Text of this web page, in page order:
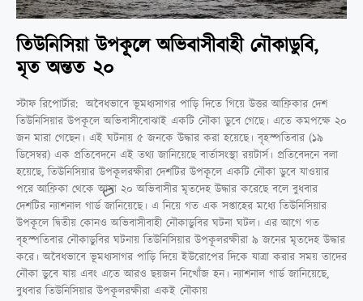
তিউনিসিয়া উপকূলে অভিবাসীবাহী নৌকাডুবি,
মৃত অন্তত ২০
স্টাফ রিপোর্টার: অবৈধভাবে ভূমধ্যসাগর পাড়ি দিতে গিয়ে উত্তর আফ্রিকার দেশ
তিউনিসিয়ার উপকূলে অভিবাসীবোঝাই একটি নৌকা ডুবে গেছে। এতে কমপক্ষে ২০
জন মারা গেছেন। এই ঘটনায় ৫ জনকে উদ্ধার করা হয়েছে। বৃহস্পতিবার (১৯
ডিসেম্বর) এক প্রতিবেদনে এই তথ্য জানিয়েছে বার্তাসংস্থা রয়টার্স। প্রতিবেদনে বলা
হয়েছে, তিউনিসিয়ার উপকূলরক্ষীরা দেশটির উপকূলে একটি নৌকা ডুবে যাওয়ার
পরে আফ্রিকা থেকে আসা ২০ অভিবাসীর মৃতদেহ উদ্ধার করেছে বলে বুধবার
দেশটির ন্যাশনাল গার্ড জানিয়েছে। এ নিয়ে গত এক সপ্তাহের মধ্যে তিউনিসিয়ার
উপকূলে দ্বিতীয় কোনও অভিবাসীবাহী নৌকাডুবির ঘটনা ঘটল। এর আগে গত
বৃহস্পতিবার নৌকাডুবির ঘটনায় তিউনিসিয়ার উপকূলরক্ষীরা ৯ জনের মৃতদেহ উদ্ধার
করে। অবৈধভাবে ভূমধ্যসাগর পাড়ি দিয়ে ইউরোপের দিকে যাত্রা করার সময় তাদের
নৌকা ডুবে যায় এবং এতে আরও ছয়জন নিখোঁজ হন। ন্যাশনাল গার্ড জানিয়েছে,
বুধবার তিউনিসিয়ার উপকূলরক্ষীরা একই নৌকায়